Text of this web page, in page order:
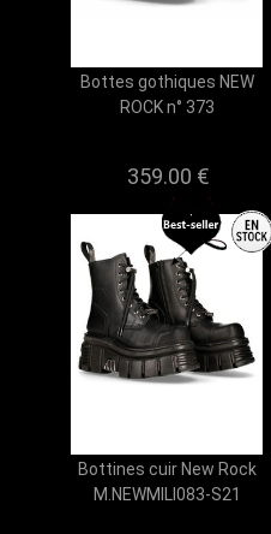
Bottes gothiques NEW
ROCK n° 373
359.00 €
Bottines cuir New Rock
M.NEWMILI083-S21